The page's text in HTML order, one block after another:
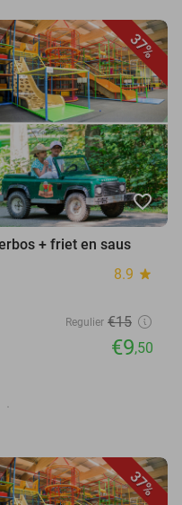
37%
favorite_border
+ friet en saus
8.9 star
Regulier €15
€9,50
37%